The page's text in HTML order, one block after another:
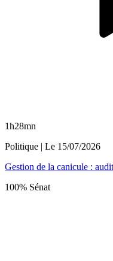
1h28mn
Politique | Le 15/07/2026
Gestion de la canicule :
100% Sénat